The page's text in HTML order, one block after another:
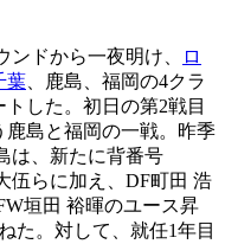
ドから一夜明け、
ロ
葉 、鹿島、福岡の4クラ
した。初日の第2戦目
鹿島と福岡の一戦。昨季
は、新たに背番号
伍らに加え、DF町田 浩
垣田 裕暉のユース昇
た。対して、就任1年目